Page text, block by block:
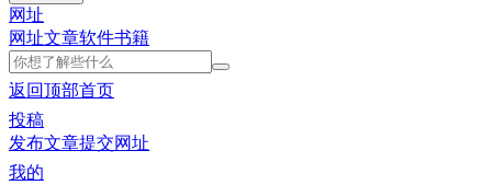
网址
网址文章软件书籍
返回顶部首页
投稿
发布文章提交网址
我的